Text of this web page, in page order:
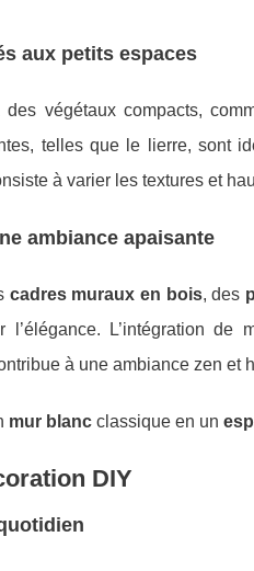
aux petits espaces
des végétaux compacts,
telles que le lierre, sont
à varier les textures et
ambiance apaisante
cadres muraux en bois, des
L’intégration de
à une ambiance zen et
mur blanc classique en un
DIY